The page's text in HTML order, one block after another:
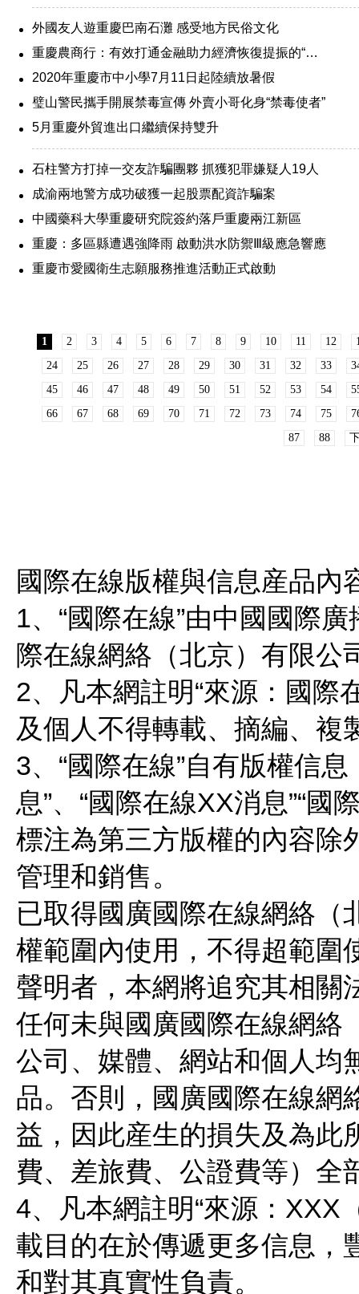
外國友人遊重慶巴南石灘 感受地方民俗文化
重慶農商行：有效打通金融助力經濟恢復提振的“血脈”
2020年重慶市中小學7月11日起陸續放暑假
璧山警民攜手開展禁毒宣傳 外賣小哥化身“禁毒使者”
5月重慶外貿進出口繼續保持雙升
石柱警方打掉一交友詐騙團夥 抓獲犯罪嫌疑人19人
成渝兩地警方成功破獲一起股票配資詐騙案
中國藥科大學重慶研究院簽約落戶重慶兩江新區
重慶：多區縣遭遇強降雨 啟動洪水防禦Ⅲ級應急響應
重慶市愛國衛生志願服務推進活動正式啟動
1 2 3 4 5 6 7 8 9 10 11 12
24
25 26 27 28 29 30 31 32 33
45
46 47 48 49 50 51 52 53 54
66
67 68 69 70 71 72 73 74 75
87
88
國際在線版權與信息産品內
1、“國際在線”由中國國際
際在線網絡（北京）有限公
2、凡本網註明“來源：國際
及個人不得轉載、摘編、複
3、“國際在線”自有版權信
息”、“國際在線XX消息”“國
標注為第三方版權的內容除
管理和銷售。
已取得國廣國際在線網絡（
權範圍內使用，不得超範圍
聲明者，本網將追究其相關
任何未與國廣國際在線網絡
公司、媒體、網站和個人均
品。否則，國廣國際在線網
益，因此産生的損失及為此
費、差旅費、公證費等）全
4、凡本網註明“來源：XXX
載目的在於傳遞更多信息，
和對其真實性負責。